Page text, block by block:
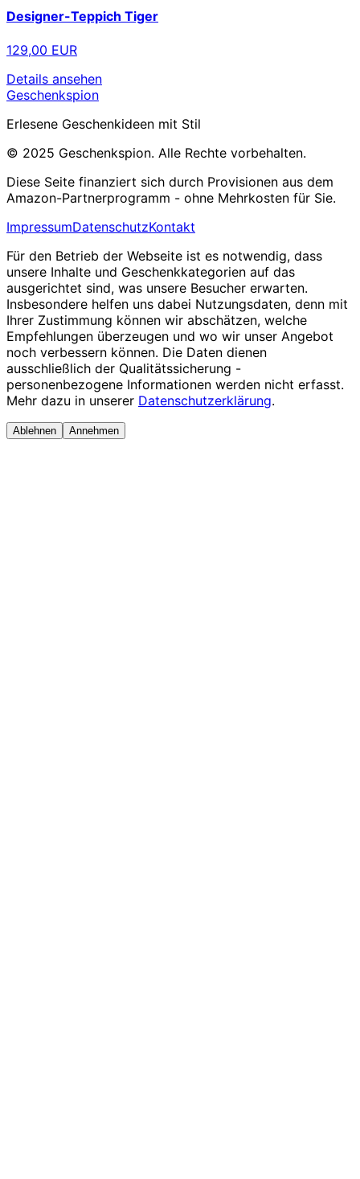
Designer-Teppich Tiger
129,00 EUR
Details ansehen
Geschenkspion
Erlesene Geschenkideen mit Stil
© 2025 Geschenkspion. Alle Rechte vorbehalten.
Diese Seite finanziert sich durch Provisionen aus dem
Amazon-Partnerprogramm - ohne Mehrkosten für Sie.
ImpressumDatenschutzKontakt
Für den Betrieb der Webseite ist es notwendig, dass
unsere Inhalte und Geschenkkategorien auf das
ausgerichtet sind, was unsere Besucher erwarten.
Insbesondere helfen uns dabei Nutzungsdaten, denn mit
Ihrer Zustimmung können wir abschätzen, welche
Empfehlungen überzeugen und wo wir unser Angebot
noch verbessern können. Die Daten dienen
ausschließlich der Qualitätssicherung -
personenbezogene Informationen werden nicht erfasst.
Mehr dazu in unserer Datenschutzerklärung.
Ablehnen Annehmen